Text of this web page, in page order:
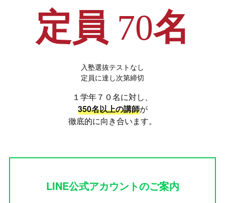
定員 70名
入塾選抜テストなし
定員に達し次第締切
１学年７０名に対し、
350名以上の講師が
徹底的に向き合います。
LINE公式アカウントのご案内